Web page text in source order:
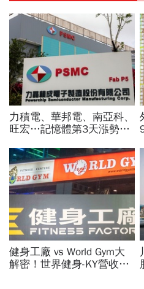
力積電、華邦電、南亞科、
旺宏…記憶體第3天漲勢繼
賣！力積電漲停原因曝光
健身工廠 vs World Gym大
解密！世界健身-KY營收大